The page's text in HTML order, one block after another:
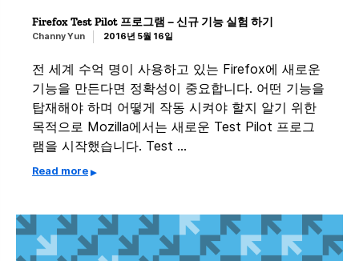
Firefox Test Pilot 프로그램 – 신규 기능 실험 하기
Channy Yun 2016년 5월 16일
전 세계 수억 명이 사용하고 있는 Firefox에 새로운
기능을 만든다면 정확성이 중요합니다. 어떤 기능을
탑재해야 하며 어떻게 작동 시켜야 할지 알기 위한
목적으로 Mozilla에서는 새로운 Test Pilot 프로그
램을 시작했습니다. Test …
Read more